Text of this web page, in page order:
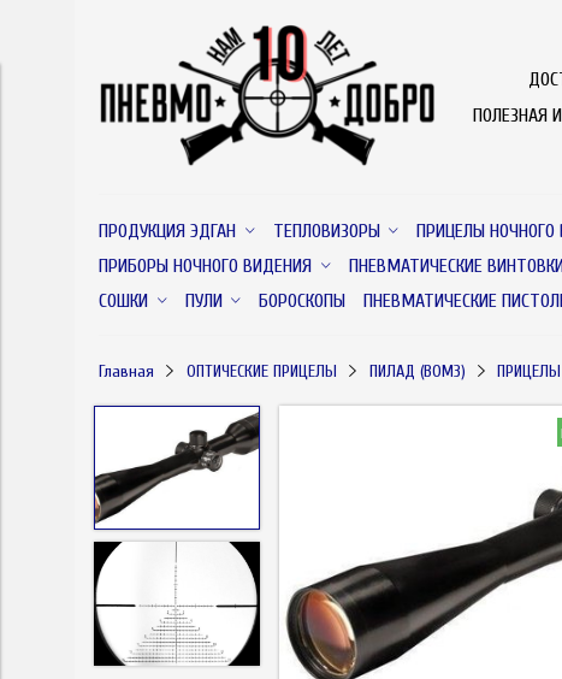
ПОЛЕЗНАЯ
ПРОДУКЦИЯ ЭДГАН ТЕПЛОВИЗОРЫ ПРИЦЕЛЫ НОЧНОГО
ПРИБОРЫ НОЧНОГО ВИДЕНИЯ
ПНЕВМАТИЧЕСКИЕ
СОШКИ
ПУЛИ БОРОСКОПЫ ПНЕВМАТИЧЕСКИЕ
Главная ОПТИЧЕСКИЕ ПРИЦЕЛЫ ПИЛАД (ВОМЗ) ПРИЦЕЛЫ